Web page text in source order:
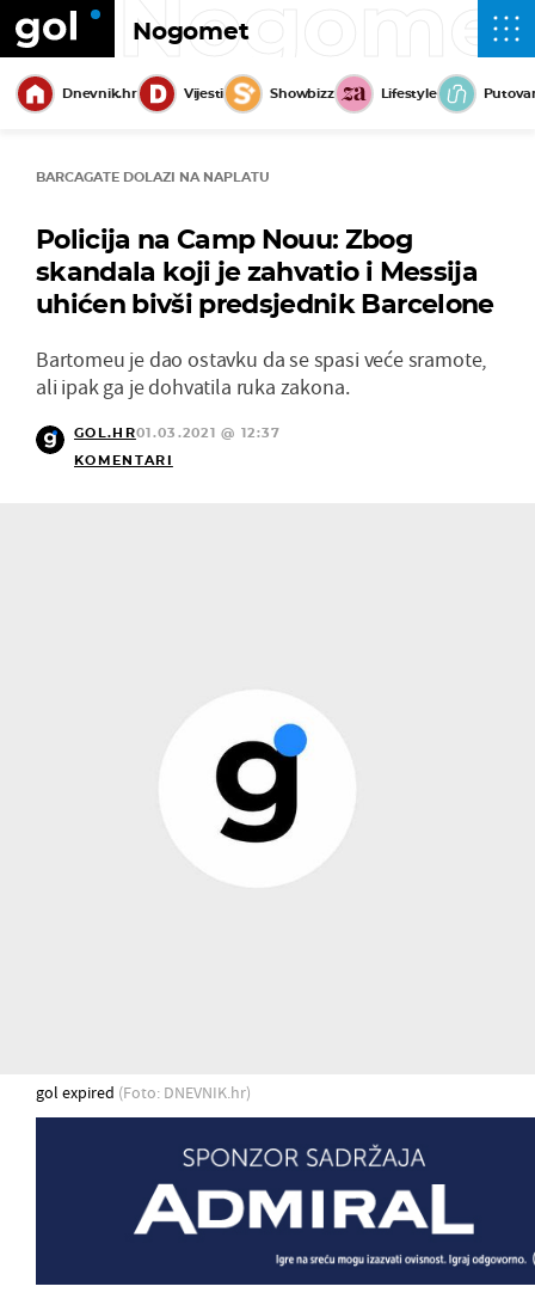
Nogomet
Dnevnik.hr Vijesti Showbizz Lifestyle
BARCAGATE DOLAZI NA NAPLATU
Policija na Camp Nouu: Zbog
skandala koji je zahvatio i Messija
uhićen bivši predsjednik Barcelone
Bartomeu je dao ostavku da se spasi veće sramote,
ali ipak ga je dohvatila ruka zakona.
GOL.HR01.03.2021 @ 12:37
KOMENTARI
gol expired (Foto: DNEVNIK.hr)